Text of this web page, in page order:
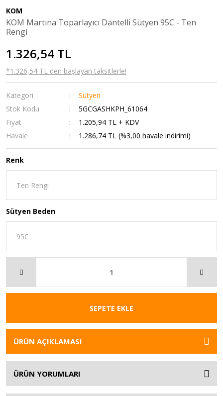
KOM
KOM Martına Toparlayıcı Dantelli Sütyen 95C - Ten
Rengi
1.326,54 TL
*1.326,54 TL den başlayan taksitlerle!
Kategori
Sütyen
Stok Kodu
5GCGASHKPH_61064
Fiyat
1.205,94 TL + KDV
Havale
1.286,74 TL (%3,00 havale indirimi)
Renk
Sütyen Beden
SEPETE EKLE
ÜRÜN AÇIKLAMASI
ÜRÜN YORUMLARI